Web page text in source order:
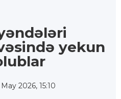
yekun
May 2026, 15:10